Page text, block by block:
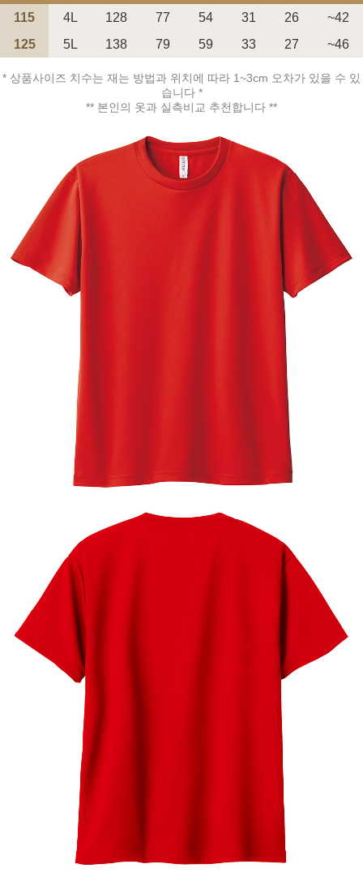
페이코 ID로 페
PAYCO 바로구매
115 4L 128 77 54 31 26
~42
125
5L 138 79 59 33 27 ~46
* 상품사이즈 치수는 재는 방법과 위치에 따라 1~3cm 오차가 있을 수 있
습니다 *
** 본인의 옷과 실측비교 추천합니다 **